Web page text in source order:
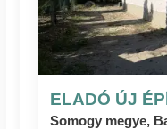
ELADÓ ÚJ
Somogy megye,